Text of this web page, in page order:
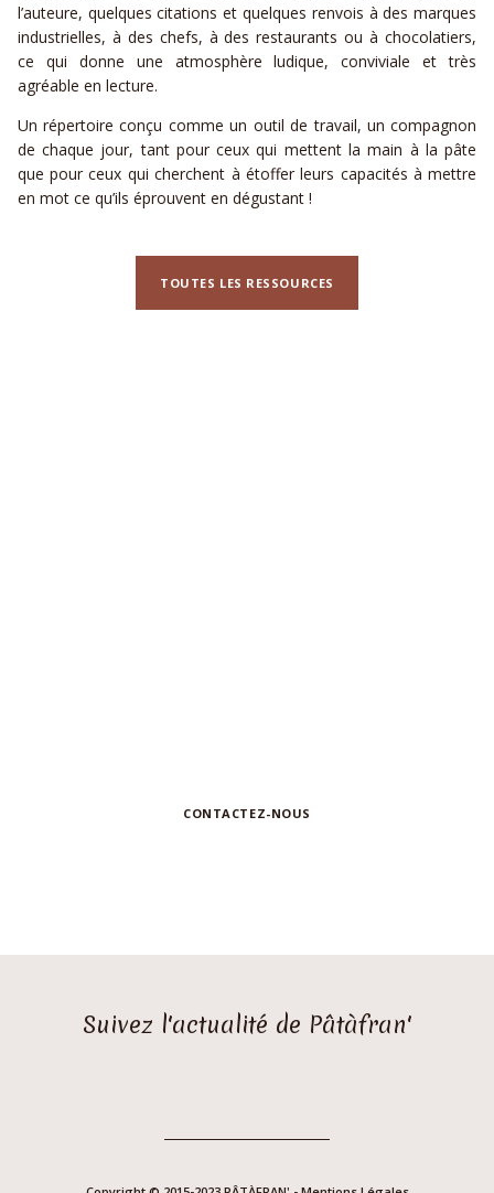
l’auteure, quelques citations et quelques renvois à des marques
industrielles, à des chefs, à des restaurants ou à chocolatiers,
ce qui donne une atmosphère ludique, conviviale et très
agréable en lecture.
Un répertoire conçu comme un outil de travail, un compagnon
de chaque jour, tant pour ceux qui mettent la main à la pâte
que pour ceux qui cherchent à étoffer leurs capacités à mettre
en mot ce qu’ils éprouvent en dégustant !
TOUTES LES RESSOURCES
CONTACTEZ-NOUS
Suivez l'actualité de Pâtàfran'